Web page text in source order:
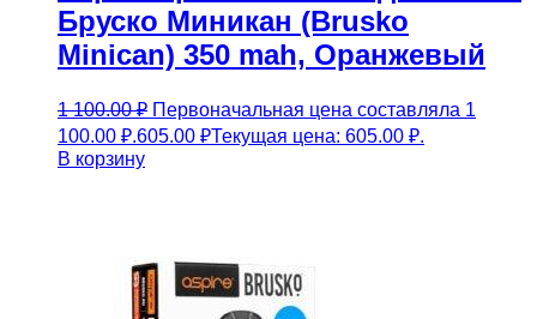
Бруско Миникан (Brusko
Minican) 350 mah, Оранжевый
1 100.00₽ Первоначальная цена составляла 1
100.00 ₽.605.00 ₽Текущая цена: 605.00 ₽.
В корзину